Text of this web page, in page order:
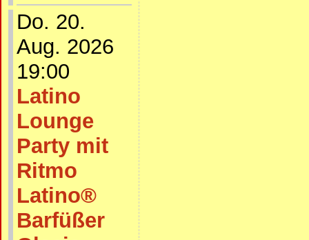
Do. 20.
Aug. 2026
19:00
Latino
Lounge
Party mit
Ritmo
Latino®
Barfüßer